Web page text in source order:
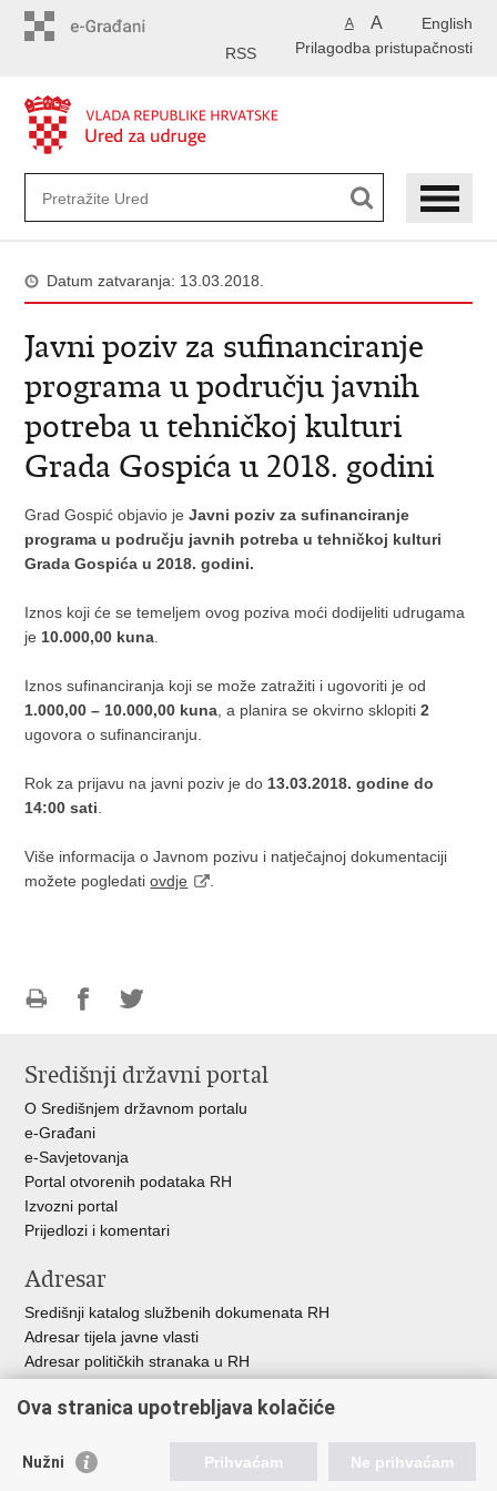
English
A A
Prilagodba pristupačnosti
RSS
Datum zatvaranja: 13.03.2018.
Javni poziv za sufinanciranje
programa u području javnih
potreba u tehničkoj kulturi
Grada Gospića u 2018. godini
Grad Gospić objavio jeJavni poziv za sufinanciranje
programa u području javnih potreba u tehničkoj kulturi
Grada Gospića u 2018. godini.
Iznos koji će se temeljem ovog poziva moći dodijeliti udrugama
je 10.000,00 kuna
Iznos sufinanciranja koji se može zatražiti i ugovoriti je od
1.000,00 – 10.000,00 kuna , a planira se okvirno sklopiti2
ugovora o sufinanciranju.
Rok za prijavu na javni poziv je do 13.03.2018. godine do
14:00 sati
Više informacija o Javnom pozivu i natječajnoj dokumentaciji
možete pogledatiovdje
FacebookuTwitteru
Središnji državni portal
O Središnjem državnom portalu
e-Građani
e-Savjetovanja
Portal otvorenih podataka RH
Izvozni portal
Prijedlozi i komentari
Adresar
Središnji katalog službenih dokumenata RH
Adresar tijela javne vlasti
Adresar političkih stranaka u RH
Besplatni telefoni javne uprave
Važne poveznice
Ova stranica upotrebljava kolačiće
Nužni Prihvaćam Ne prihvaćam